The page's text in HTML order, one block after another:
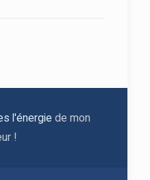
l'énergie de mon
!